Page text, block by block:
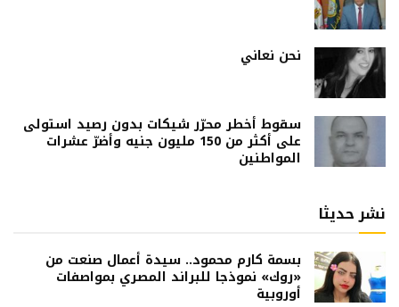
نحن نعاني
سقوط أخطر محرّر شيكات بدون رصيد استولى
على أكثر من 150 مليون جنيه وأضرّ عشرات
المواطنين
نشر حديثا
بسمة كارم محمود.. سيدة أعمال صنعت من
«روك» نموذجا للبراند المصري بمواصفات
أوروبية